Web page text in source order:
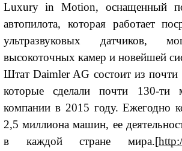
Luxury in Motion, оснащенный
автопилота, которая работает
ультразвуковых датчиков,
высокоточных камер и новейшей
Штат Daimler AG состоит из почти
которые сделали почти 130-ти
компании в 2015 году. Ежегодно
2,5 миллиона машин, ее
в каждой стране мира.[